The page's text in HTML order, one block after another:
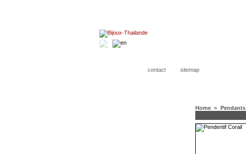
contact sitemap
Home > Pendants